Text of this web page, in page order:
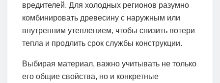
вредителей. Для холодных регионов разумно
комбинировать древесину с наружным или
внутренним утеплением, чтобы снизить потери
тепла и продлить срок службы конструкции.
Выбирая материал, важно учитывать не только
его общие свойства, но и конкретные